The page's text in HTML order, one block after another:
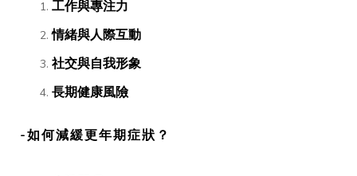
工作與專注力
情緒與人際互動
社交與自我形象
長期健康風險
-如何減緩更年期症狀？